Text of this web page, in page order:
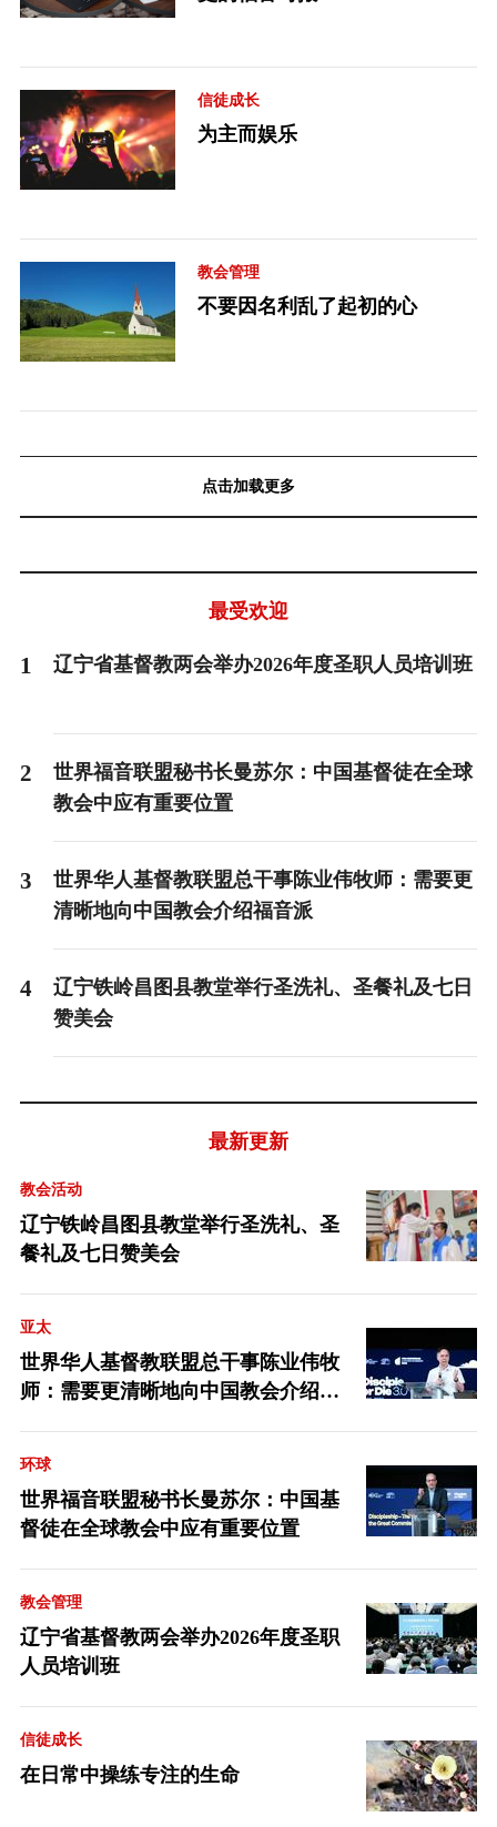
信徒成长
为主而娱乐
教会管理
不要因名利乱了起初的心
点击加载更多
最受欢迎
1 辽宁省基督教两会举办2026年度圣职人员培训班
2
世界福音联盟秘书长曼苏尔：中国基督徒在全球
教会中应有重要位置
3
世界华人基督教联盟总干事陈业伟牧师：需要更
清晰地向中国教会介绍福音派
4
辽宁铁岭昌图县教堂举行圣洗礼、圣餐礼及七日
赞美会
最新更新
教会活动
辽宁铁岭昌图县教堂举行圣洗礼、圣
餐礼及七日赞美会
亚太
世界华人基督教联盟总干事陈业伟牧
师：需要更清晰地向中国教会介绍福
环球
世界福音联盟秘书长曼苏尔：中国基
督徒在全球教会中应有重要位置
教会管理
辽宁省基督教两会举办2026年度圣职
人员培训班
信徒成长
在日常中操练专注的生命